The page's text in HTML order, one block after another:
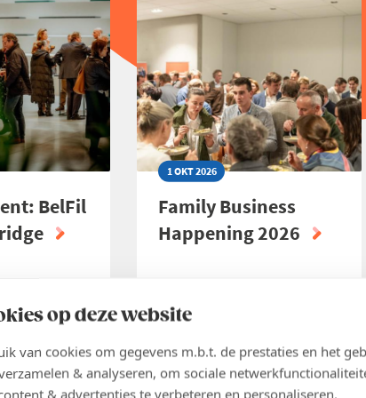
op deze website
van cookies om gegevens m.b.t. de prestaties en het
& analyseren, om sociale
& advertenties te verbeteren en personaliseren.
-
MET
KUNSTENAAR
RALPH
NOLLET
BelFil
1 OKT 2026
Family Business
Happening 2026
Inschrijven
LEES MEER
ABOUT
FAMILY
BUSINESS